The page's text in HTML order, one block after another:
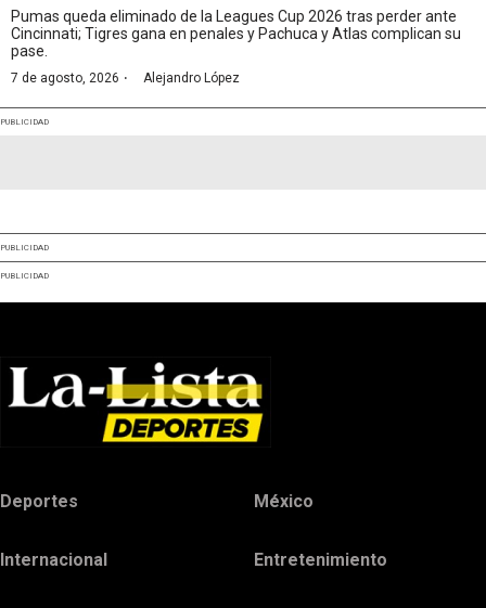
Pumas queda eliminado de la Leagues Cup 2026 tras perder ante
Cincinnati; Tigres gana en penales y Pachuca y Atlas complican su
pase.
7 de agosto, 2026 · Alejandro López
PUBLICIDAD
PUBLICIDAD
PUBLICIDAD
Deportes México
Internacional Entretenimiento